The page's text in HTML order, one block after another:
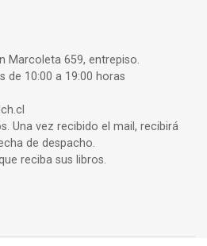
Marcoleta 659, entrepiso.
de 10:00 a 19:00 horas
Una vez recibido el mail, recibirá
de despacho.
reciba sus libros.